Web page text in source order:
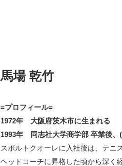
馬場 乾竹
=プロフィール=
1972年 大阪府茨木市に生まれる
1993年 同志社大学商学部 卒業後、
スポルトクオーレに入社後は、テニ
ヘッドコーチに昇格した頃から深く